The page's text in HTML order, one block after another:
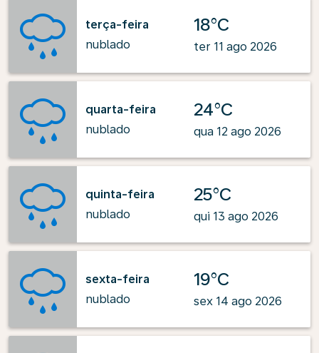
terça-feira
nublado
18°C
ter 11 ago 2026
quarta-feira
nublado
24°C
qua 12 ago 2026
quinta-feira
nublado
25°C
qui 13 ago 2026
sexta-feira
nublado
19°C
sex 14 ago 2026